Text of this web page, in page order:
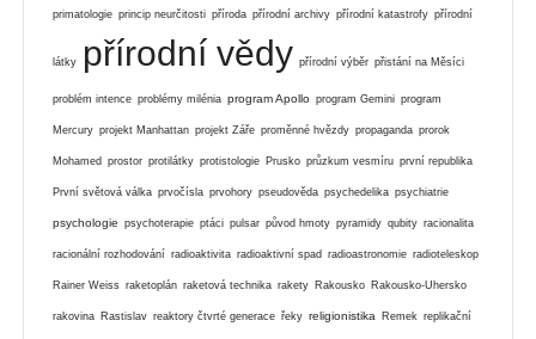
primatologie princip neurčitosti příroda přírodní archivy přírodní katastrofy přírodní
látky přírodní vědy přírodní výběr přistání na Měsíci
problém intence problémy milénia program Apollo program Gemini program
Mercury projekt Manhattan projekt Záře proměnné hvězdy propaganda prorok
Mohamed prostor protilátky protistologie Prusko průzkum vesmíru první republika
První světová válka prvočísla prvohory pseudověda psychedelika psychiatrie
psychologie psychoterapie ptáci pulsar původ hmoty pyramidy qubity racionalita
racionální rozhodování radioaktivita radioaktivní spad radioastronomie radioteleskop
Rainer Weiss raketoplán raketová technika rakety Rakousko Rakousko-Uhersko
rakovina Rastislav reaktory čtvrté generace řeky religionistika Remek replikační